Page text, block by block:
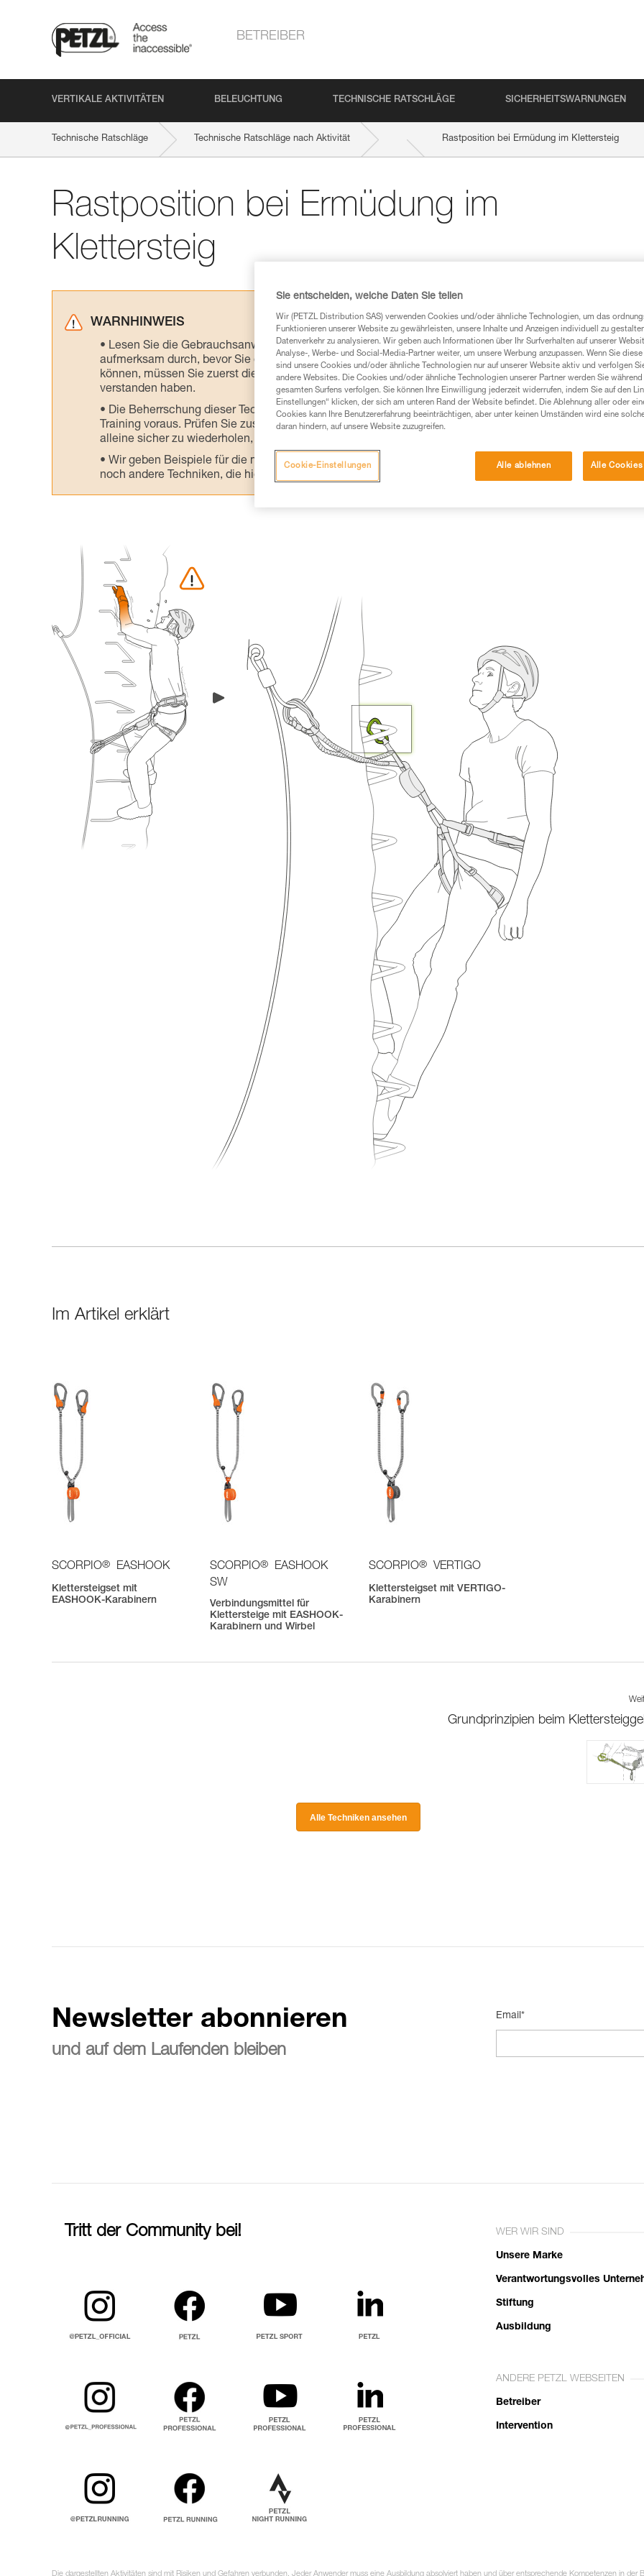
BETREIBER
VERTIKALE AKTIVITÄTEN BELEUCHTUNG TECHNISCHE RATSCHLÄGE SICHERHEITSWARNUNGEN
Technische Ratschläge Technische Ratschläge nach Aktivität Rastposition bei Ermüdung im Klettersteig
Rastposition bei Ermüdung im
Klettersteig
WARNHINWEIS
Lesen Sie die Gebrauchsanweisungen der Produkte, um die es in diesem Tech Tipp geht,
aufmerksam durch, bevor Sie diesen zu Rate ziehen. Um diese Zusatzinformationen verstehen zu
können, müssen Sie zuerst die in der Gebrauchsanweisung enthaltenen Informationen richtig
verstanden haben.
Die Beherrschung dieser Techniken setzt eine entsprechende Ausbildung und ein spezielles
Training voraus. Prüfen Sie zusammen mit einem Profi, ob Sie in der Lage sind, den Vorgang
alleine sicher zu wiederholen, bevor Sie ihn eigenständig durchführen.
Wir geben Beispiele für die mit Ihrer Aktivität verbundenen Techniken. Möglicherweise gibt es
noch andere Techniken, die hier nicht beschrieben werden.
Im Artikel erklärt
SCORPIO® EASHOOK
Klettersteigset mit
EASHOOK-Karabinern
SCORPIO®
EASHOOK
SW
Verbindungsmittel für
Klettersteige mit EASHOOK-
Karabinern und Wirbel
SCORPIO® VERTIGO
Klettersteigset mit VERTIGO-
Karabinern
Grundprinzipien beim
Alle Techniken ansehen
Newsletter abonnieren
und auf dem Laufenden bleiben
Email*
Tritt der Community bei! WER WIR SIND
Unsere Marke
Verantwortungsvolles
Stiftung
Ausbildung
ANDERE PETZL WEBSEITEN
Betreiber
Intervention
Die dargestellten Aktivitäten sind mit Risiken und Gefahren verbunden. Jeder Anwender muss eine Ausbildung absolviert haben und über entsprechende Kompetenzen in der
Sie entscheiden, welche Daten Sie teilen
Wir (PETZL Distribution SAS) verwenden Cookies und/oder ähnliche Technologien, um das
Funktionieren unserer Website zu gewährleisten, unsere Inhalte und Anzeigen individuell zu
Datenverkehr zu analysieren. Wir geben auch Informationen über Ihr Surfverhalten auf unserer
Analyse-, Werbe- und Social-Media-Partner weiter, um unsere Werbung anzupassen. Wenn Sie
sind unsere Cookies und/oder ähnliche Technologien nur auf unserer Website aktiv und verfolgen
andere Websites. Die Cookies und/oder ähnliche Technologien unserer Partner werden Sie während
gesamten Surfens verfolgen. Sie können Ihre Einwilligung jederzeit widerrufen, indem Sie auf den
Einstellungen“ klicken, der sich am unteren Rand der Website befindet. Die Ablehnung aller oder
Cookies kann Ihre Benutzererfahrung beeinträchtigen, aber unter keinen Umständen wird eine
daran hindern, auf unsere Website zuzugreifen.
Alle ablehnen Alle Cookies
Cookie-Einstellungen